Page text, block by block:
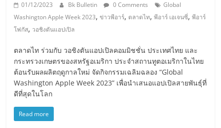
01/12/2023 Bk Bulletin 0 Comments
Global
Washington Apple Week 2023,ข่าวพีอาร์, ตลาดไท,พีอาร์ เอเจนซี่,พีอาร์
โฟกัส, วอชิงตันแอปเปิล
ตลาดไท ร่วมกับ วอชิงตันแอปเปิลคอมมิชชั่น ประเทศไทย และ
กระทรวงเกษตรของสหรัฐอเมริกา ประจำสถานทูตอเมริกาในไทย
ต้อนรับผลผลิตฤดูกาลใหม่ จัดกิจกรรมเฉลิมฉลอง “Global
Washington Apple Week 2023” เพื่อนำเสนอแอปเปิลสายพันธุ์ที่
ดีที่สุดในโลก
Read more